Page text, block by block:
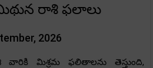
రాశి ఫలాలు
2026
వారికి మిశ్రమ ఫలితాలను తెస్తుంది,